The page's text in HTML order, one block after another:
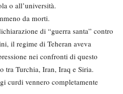
o all’università.
da morti.
di “guerra santa” contro
il regime di Teheran aveva
nei confronti di questo
tra Turchia, Iran, Iraq e Siria.
curdi vennero completamente